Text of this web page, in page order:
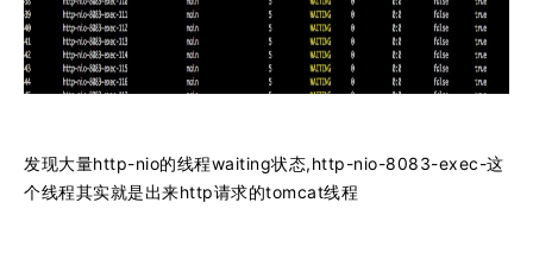
发现大量http-nio的线程waiting状态,http-nio-8083-exec-这
个线程其实就是出来http请求的tomcat线程